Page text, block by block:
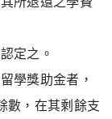
定之。
學獎助金者，
數，在其剩餘支